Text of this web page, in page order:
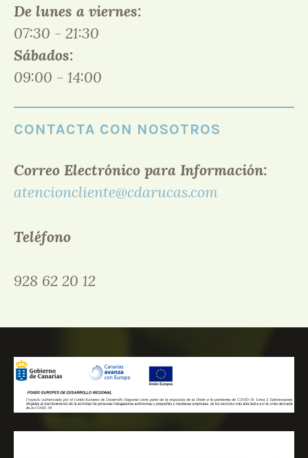
De lunes a viernes:
07:30 - 21:30
Sábados:
09:00 - 14:00
CONTACTA CON NOSOTROS
Correo Electrónico para Información:
atencioncliente@cdarucas.com
Teléfono
928 62 20 12